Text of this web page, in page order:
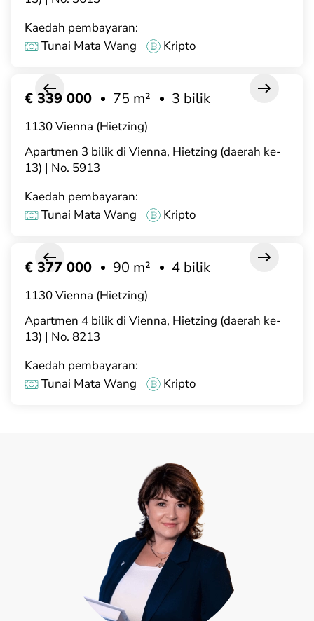
Kaedah pembayaran:
Tunai Mata Wang
Kripto
Apartmen 3 bilik di Vienna, Hietzing (daerah ke-
13) | No. 5913
€ 339 000 75 m² 3 bilik
1130 Vienna (Hietzing)
Kaedah pembayaran:
Tunai Mata Wang
Kripto
Apartmen 4 bilik di Vienna, Hietzing (daerah ke-
13) | No. 8213
€ 377 000 90 m² 4 bilik
1130 Vienna (Hietzing)
Kaedah pembayaran:
Tunai Mata Wang
Kripto